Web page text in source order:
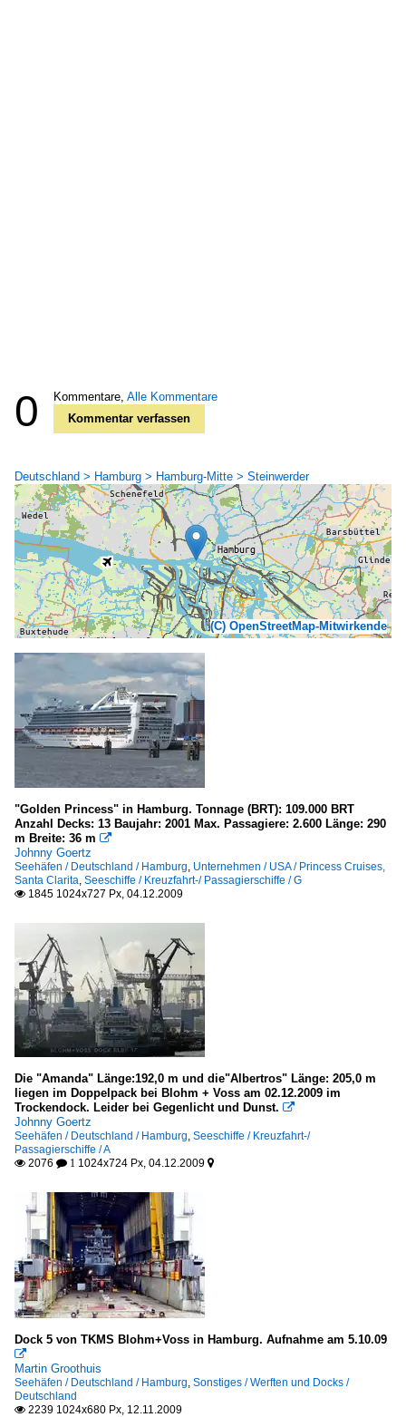
0 Kommentare, Alle Kommentare
Kommentar verfassen
Deutschland > Hamburg > Hamburg-Mitte > Steinwerder
(C) OpenStreetMap-Mitwirkende
"Golden Princess" in Hamburg. Tonnage (BRT): 109.000 BRT
Anzahl Decks: 13 Baujahr: 2001 Max. Passagiere: 2.600 Länge: 290
m Breite: 36 m 
Johnny Goertz
Seehäfen / Deutschland / Hamburg Unternehmen / USA / Princess Cruises,
Santa Clarita Seeschiffe / Kreuzfahrt-/ Passagierschiffe / G
 1845 1024x727 Px, 04.12.2009
Die "Amanda" Länge:192,0 m und die"Albertros" Länge: 205,0 m
liegen im Doppelpack bei Blohm + Voss am 02.12.2009 im
Trockendock. Leider bei Gegenlicht und Dunst. 
Johnny Goertz
Seehäfen / Deutschland / Hamburg Seeschiffe / Kreuzfahrt-/
Passagierschiffe / A
 2076  1 1024x724 Px, 04.12.2009 
Dock 5 von TKMS Blohm+Voss in Hamburg. Aufnahme am 5.10.09

Martin Groothuis
Seehäfen / Deutschland / Hamburg Sonstiges / Werften und Docks /
Deutschland
 2239 1024x680 Px, 12.11.2009